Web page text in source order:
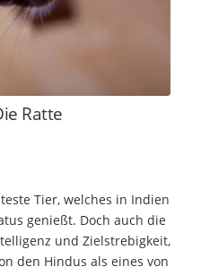
Ratte
Tier, welches in Indien
genießt. Doch auch die
und Zielstrebigkeit,
den Hindus als eines von